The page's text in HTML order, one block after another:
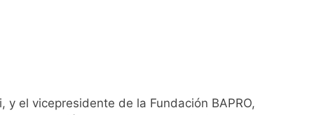
el vicepresidente de la Fundación BAPRO,